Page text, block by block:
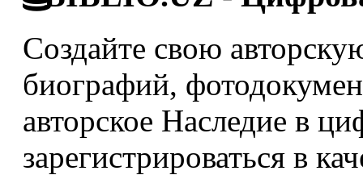
Создайте свою
биографий,
авторское Наследие в
зарегистрироваться в